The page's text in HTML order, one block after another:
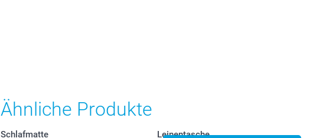
Ähnliche Produkte
Schlafmatte Leinentasche